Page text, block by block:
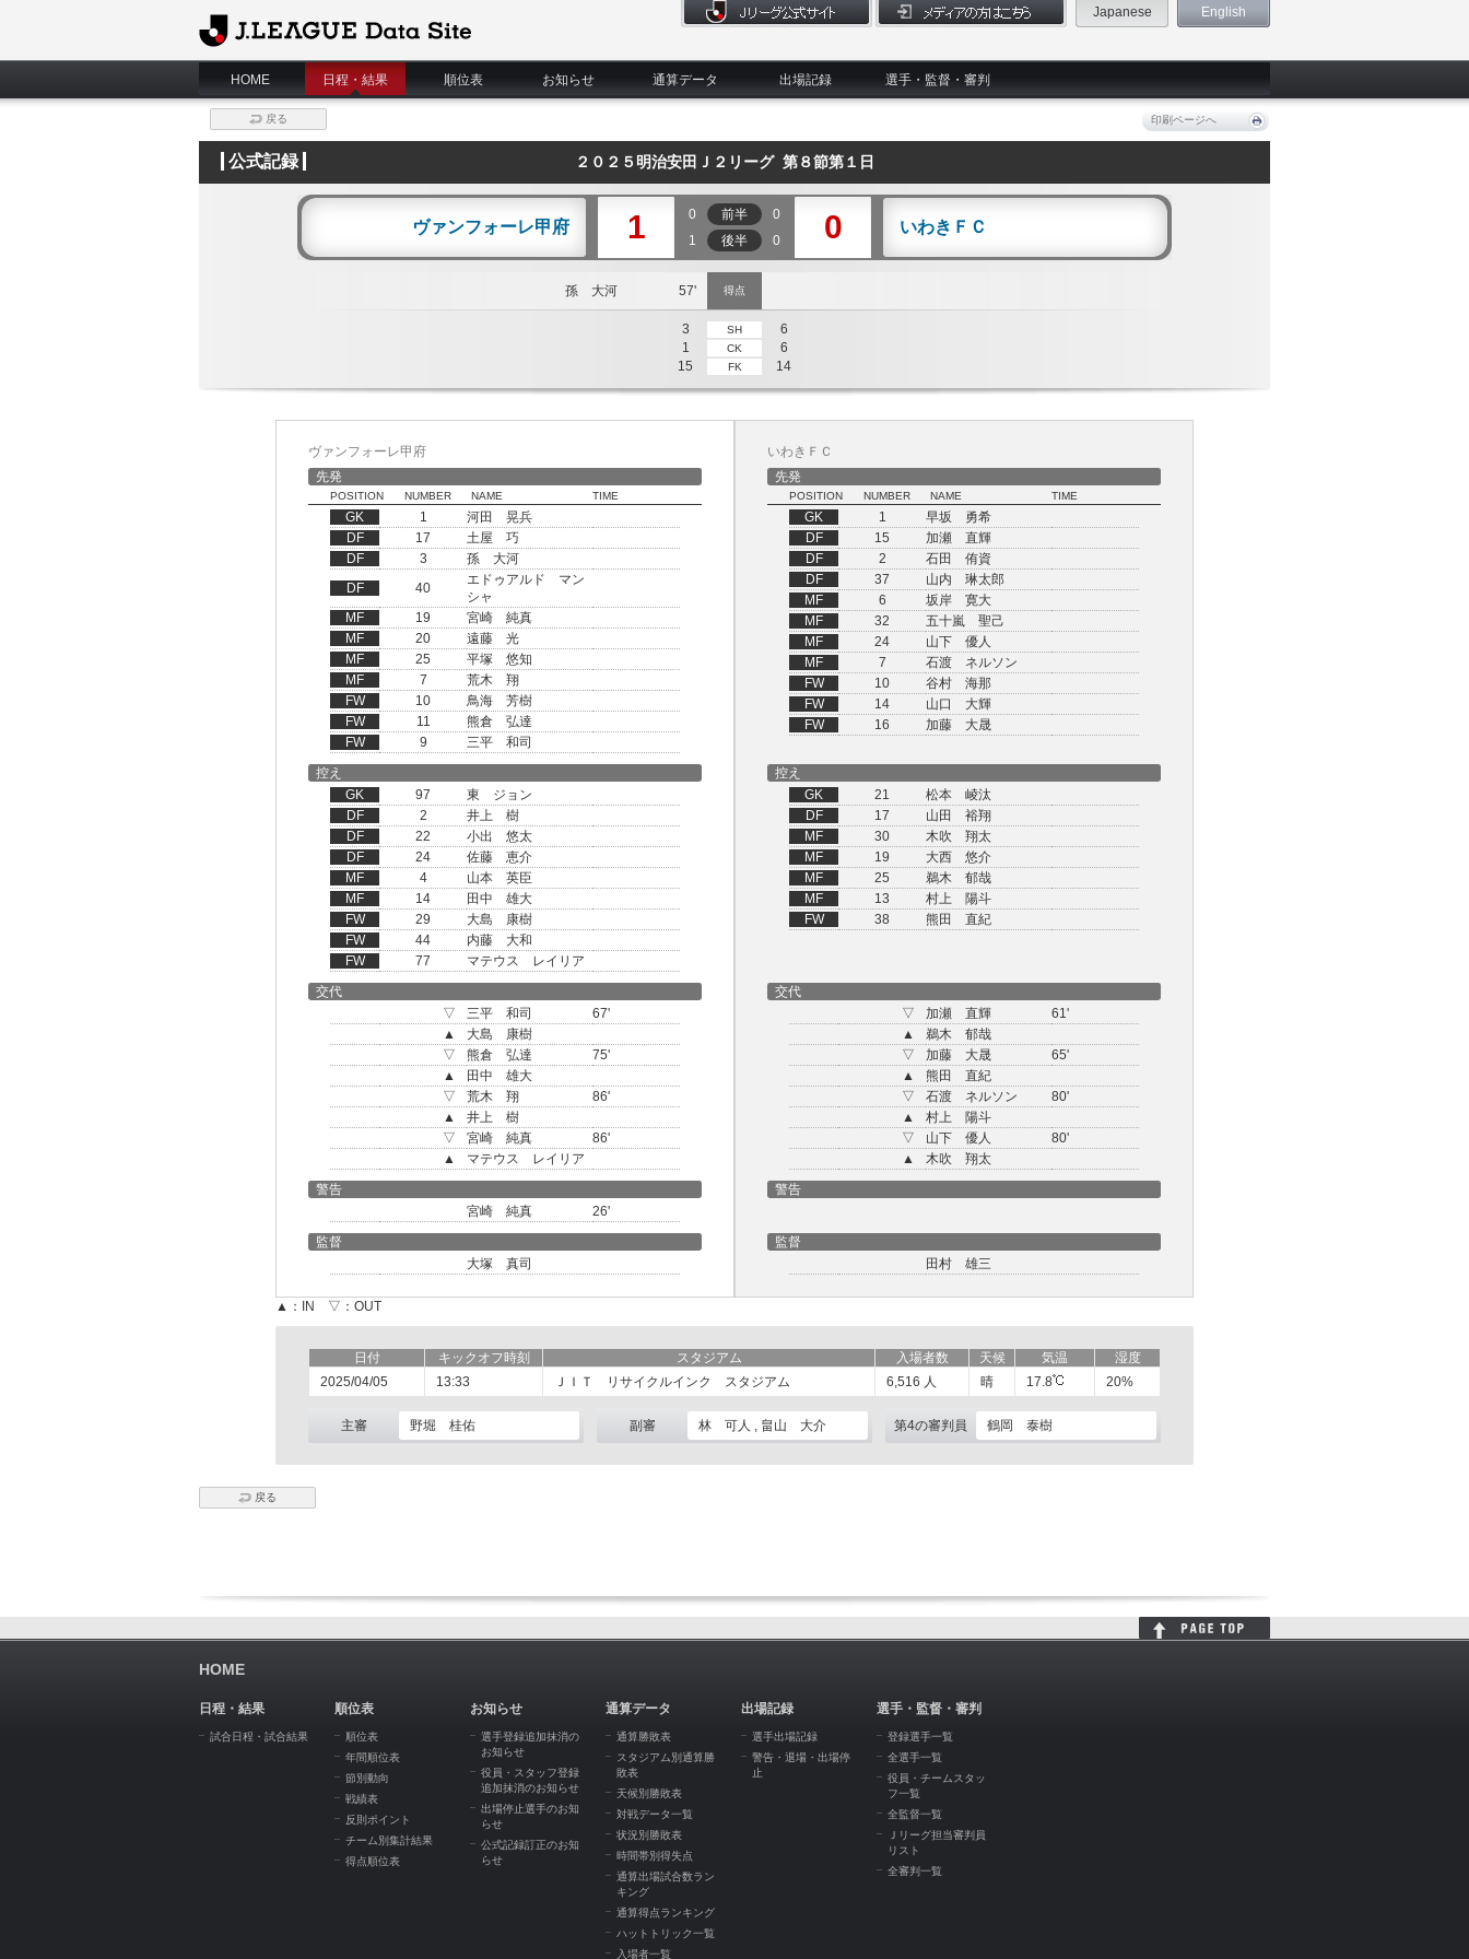
J.League Data Site
Japanese English
HOME 日程・結果 順位表 お知らせ 通算データ 出場記録 選手・監督・審判
戻る 印刷ページへ
公式記録 ２０２５明治安田Ｊ２リーグ 第８節第１日
ヴァンフォーレ甲府 1 0 前半
0
1
後半 0 0 いわきＦＣ
孫 大河 57' 得点
3 SH
6
1
CK
6
15
FK 14
ヴァンフォーレ甲府
先発
POSITION NUMBER NAME TIME
GK 1
河田 晃兵
DF
17
土屋 巧
DF
3
孫 大河
DF
40
エドゥアルド マン
シャ
MF
19
宮崎 純真
MF
20
遠藤 光
MF
25
平塚 悠知
MF
7
荒木 翔
FW
10
鳥海 芳樹
FW
11
熊倉 弘達
FW
9 三平 和司
いわきＦＣ
先発
POSITION NUMBER NAME TIME
GK 1
早坂 勇希
DF
15
加瀬 直輝
DF
2
石田 侑資
DF
37
山内 琳太郎
MF
6
坂岸 寛大
MF
32
五十嵐 聖己
MF
24
山下 優人
MF
7
石渡 ネルソン
FW
10
谷村 海那
FW
14
山口 大輝
FW
16 加藤 大晟
控え
GK
97
東 ジョン
DF
2
井上 樹
DF
22
小出 悠太
DF
24
佐藤 恵介
MF
4
山本 英臣
MF
14
田中 雄大
FW
29
大島 康樹
FW
44
内藤 大和
FW
77 マテウス レイリア
控え
GK
21
松本 崚汰
DF
17
山田 裕翔
MF
30
木吹 翔太
MF
19
大西 悠介
MF
25
鵜木 郁哉
MF
13
村上 陽斗
FW
38 熊田 直紀
交代
▽
三平 和司
67'
▲
大島 康樹
▽
熊倉 弘達
75'
▲
田中 雄大
▽
荒木 翔
86'
▲
井上 樹
▽
宮崎 純真
86'
▲
マテウス レイリア
交代
▽
加瀬 直輝
61'
▲
鵜木 郁哉
▽
加藤 大晟
65'
▲
熊田 直紀
▽
石渡 ネルソン
80'
▲
村上 陽斗
▽
山下 優人
80'
▲
木吹 翔太
警告
宮崎 純真
26'
警告
監督
大塚 真司
監督
田村 雄三
▲：IN ▽：OUT
日付 キックオフ時刻 スタジアム 入場者数 天候 気温
湿度
2025/04/05
13:33 ＪＩＴ リサイクルインク スタジアム 6,516 人 晴 17.8 20%
主審 野堀 桂佑 副審 林 可人 , 畠山 大介 第4の審判員 鶴岡 泰樹
戻る
HOME
日程・結果
試合日程・試合結果
順位表
順位表
年間順位表
節別動向
戦績表
反則ポイント
チーム別集計結果
得点順位表
お知らせ
選手登録追加抹消の
お知らせ
役員・スタッフ登録
追加抹消のお知らせ
出場停止選手のお知
らせ
公式記録訂正のお知
らせ
通算データ
通算勝敗表
スタジアム別通算勝
敗表
天候別勝敗表
対戦データ一覧
状況別勝敗表
時間帯別得失点
通算出場試合数ラン
キング
通算得点ランキング
ハットトリック一覧
入場者一覧
出場記録
選手出場記録
警告・退場・出場停
止
選手・監督・審判
登録選手一覧
全選手一覧
役員・チームスタッ
フ一覧
全監督一覧
Ｊリーグ担当審判員
リスト
全審判一覧